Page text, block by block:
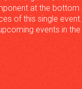
at the bottom
of this single
events in